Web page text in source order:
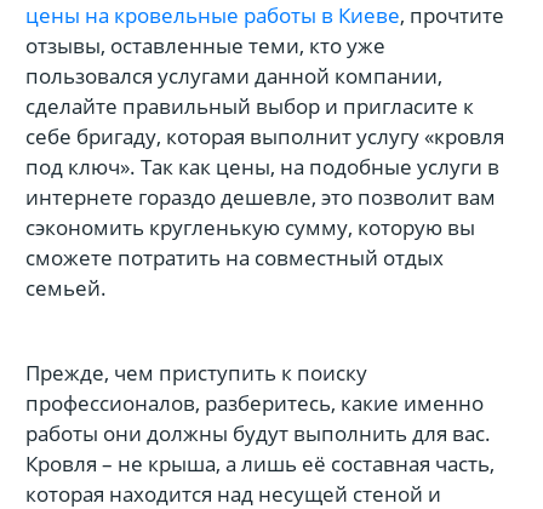
цены на кровельные работы в Киеве, прочтите
отзывы, оставленные теми, кто уже
пользовался услугами данной компании,
сделайте правильный выбор и пригласите к
себе бригаду, которая выполнит услугу «кровля
под ключ». Так как цены, на подобные услуги в
интернете гораздо дешевле, это позволит вам
сэкономить кругленькую сумму, которую вы
сможете потратить на совместный отдых
семьей.
Прежде, чем приступить к поиску
профессионалов, разберитесь, какие именно
работы они должны будут выполнить для вас.
Кровля – не крыша, а лишь её составная часть,
которая находится над несущей стеной и